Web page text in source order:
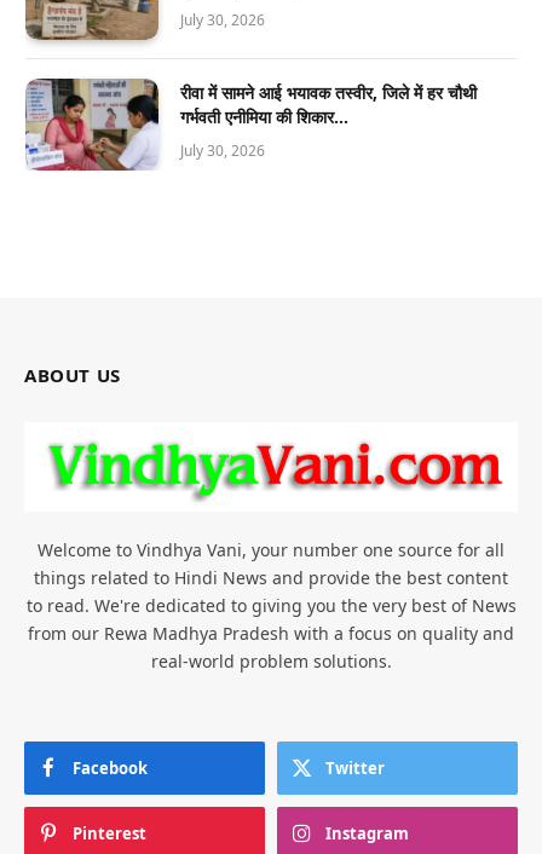
July 30, 2026
रीवा में सामने आई भयावक तस्वीर, जिले में हर चौथी
गर्भवती एनीमिया की शिकार…
July 30, 2026
ABOUT US
Welcome to Vindhya Vani, your number one source for all
things related to Hindi News and provide the best content
to read. We're dedicated to giving you the very best of News
from our Rewa Madhya Pradesh with a focus on quality and
real-world problem solutions.
Facebook Twitter
Pinterest Instagram